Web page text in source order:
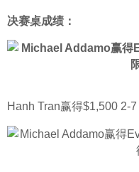
决赛桌成绩：
Hanh Tran赢得$1,500 2-